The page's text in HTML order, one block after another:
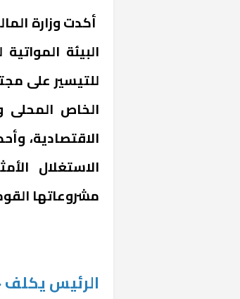
أكدت وزارة
البيئة
للتيسير على
الخاص المحلى
الاقتصادية،
الاستغلال
مشروعاتها
الرئيس يكلف